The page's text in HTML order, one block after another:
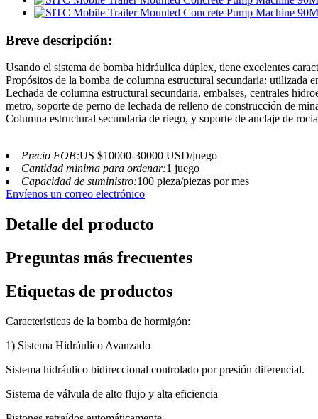
Breve descripción:
Usando el sistema de bomba hidráulica dúplex, tiene excelentes
Propósitos de la bomba de columna estructural secundaria: utilizada
Lechada de columna estructural secundaria, embalses, centrales
metro, soporte de perno de lechada de relleno de construcción de
Columna estructural secundaria de riego, y soporte de anclaje de
Precio FOB:US $10000-30000 USD/juego
Cantidad minima para ordenar:1 juego
Capacidad de suministro:100 pieza/piezas por mes
Envíenos un correo electrónico
Detalle del producto
Preguntas más frecuentes
Etiquetas de productos
Características de la bomba de hormigón:
1) Sistema Hidráulico Avanzado
Sistema hidráulico bidireccional controlado por presión diferencial.
Sistema de válvula de alto flujo y alta eficiencia